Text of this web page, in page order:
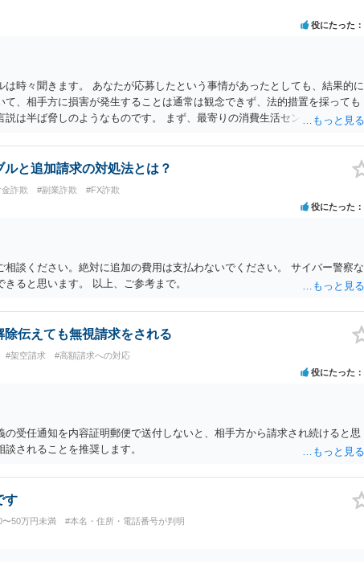
役にたった
は時々聞きます。 あなたが応募したという事情があったとしても、結果的に
て、相手方に損害が発生することは通常は観念できず、法的措置を採っても
説は半ば脅しのようなものです。 まず、最寄りの消費生活センターへ相談
てもらうことも必要になるかもしれません。
と追加請求の対処法とは？
詐欺 #副業詐欺 #FX詐欺
役にたった
相談ください。絶対に追加の費用は支払わないでください。 サイバー警察な
ると思います。 以上、ご参考まで。
伝えても無視請求をされる
#架空請求 #高額請求への対応
役にたった
の受任通知を内容証明郵便で送付しないと、相手方から請求され続けると思
されることを推奨します。
す
〜50万円未満 #本名・住所・電話番号が判明